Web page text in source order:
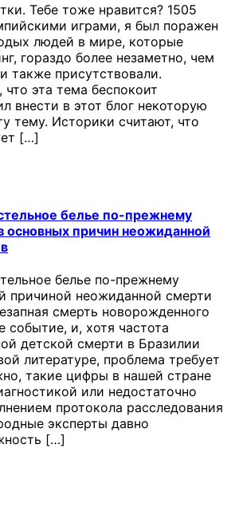
Тебе тоже нравится? 1505
играми, я был поражен
людей в мире, которые
гораздо более незаметно, чем
также присутствовали.
эта тема беспокоит
внести в этот блог некоторую
тему. Историки считают, что
[…]
белье по-прежнему
основных причин неожиданной
белье по-прежнему
причиной неожиданной смерти
смерть новорожденного
и, хотя частота
детской смерти в Бразилии
литературе, проблема требует
такие цифры в нашей стране
или недостаточно
протокола расследования
эксперты давно
[…]